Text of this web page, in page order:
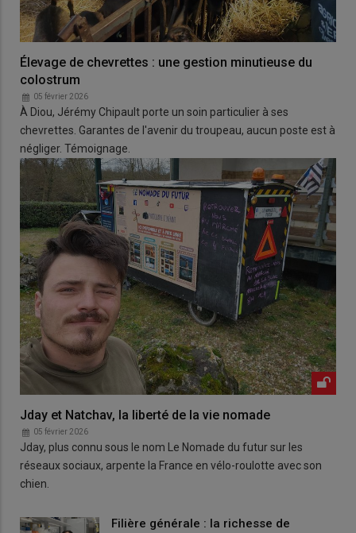
Élevage de chevrettes : une gestion minutieuse du
colostrum
05 février 2026
À Diou, Jérémy Chipault porte un soin particulier à ses
chevrettes. Garantes de l'avenir du troupeau, aucun poste est à
négliger. Témoignage.
Jday et Natchav, la liberté de la vie nomade
05 février 2026
Jday, plus connu sous le nom Le Nomade du futur sur les
réseaux sociaux, arpente la France en vélo-roulotte avec son
chien.
Filière générale : la richesse de